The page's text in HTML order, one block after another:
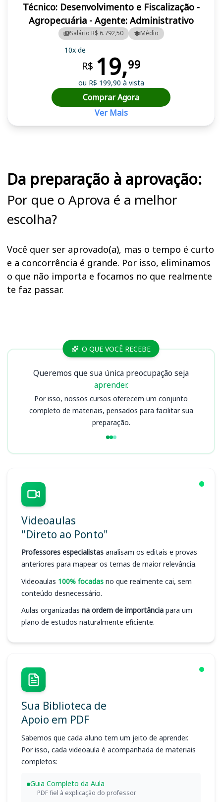
Técnico: Desenvolvimento e Fiscalização -
Agropecuária - Agente: Administrativo
Salário R$ 6.792,50 Médio
10x de
R$ 19,99
ou R$ 199,90 à vista
Comprar Agora
Ver Mais
Da preparação à aprovação:
Por que o Aprova é a melhor
escolha?
Você quer ser aprovado(a), mas o tempo é curto
e a concorrência é grande. Por isso, eliminamos
o que não importa e focamos no que realmente
te faz passar.
Cursos SEAGRI (DF)
O QUE VOCÊ RECEBE
Queremos que sua única preocupação seja
aprender.
Por isso, nossos cursos oferecem um conjunto
completo de materiais, pensados para facilitar sua
preparação.
Videoaulas
"Direto ao Ponto"
Professores especialistas analisam os editais e provas
anteriores para mapear os temas de maior relevância.
Videoaulas 100% focadas no que realmente cai, sem
conteúdo desnecessário.
Aulas organizadas na ordem de importância para um
plano de estudos naturalmente eficiente.
Sua Biblioteca de
Apoio em PDF
Sabemos que cada aluno tem um jeito de aprender.
Por isso, cada videoaula é acompanhada de materiais
completos:
Guia Completo da Aula
PDF fiel à explicação do professor